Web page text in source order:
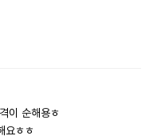
이 순해용ㅎ
요ㅎㅎ